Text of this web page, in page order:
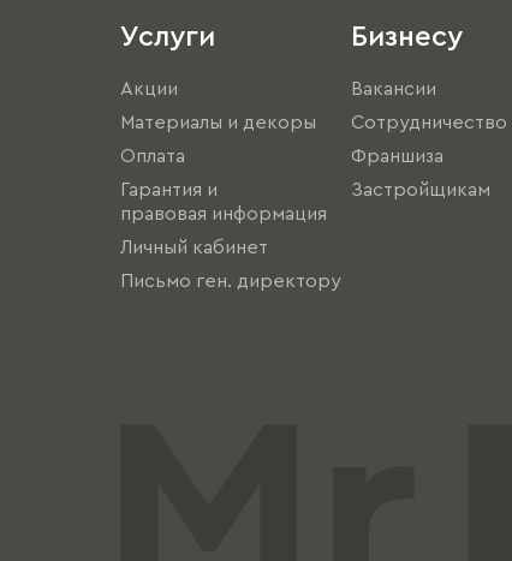
Услуги
Акции
Материалы и декоры
Оплата
Гарантия и
правовая информация
Личный кабинет
Письмо ген. директору
Бизнесу
Вакансии
Сотрудничество
Франшиза
Застройщикам